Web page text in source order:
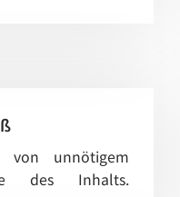
von unnötigem
des Inhalts.